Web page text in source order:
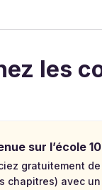
les
sur l’école
gratuitement
chapitres) avec un